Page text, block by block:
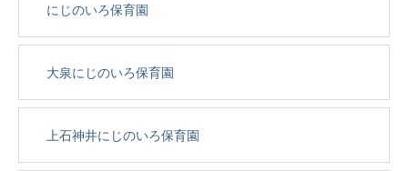
にじのいろ保育園
大泉にじのいろ保育園
上石神井にじのいろ保育園